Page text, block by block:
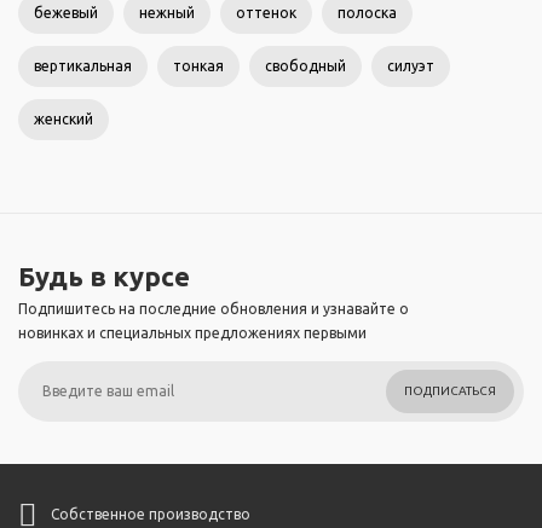
бежевый нежный оттенок полоска
вертикальная тонкая свободный силуэт
женский
Будь в курсе
Подпишитесь на последние обновления и узнавайте о
новинках и специальных предложениях первыми
ПОДПИСАТЬСЯ
Собственное производство